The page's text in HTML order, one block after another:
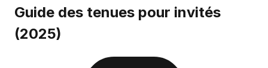
Guide des tenues pour invités
(2025)